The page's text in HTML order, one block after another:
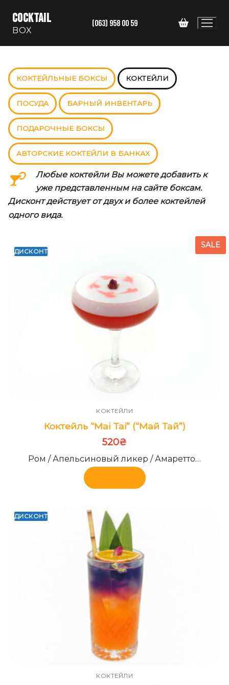
содержимому
COCKTAIL
BOX
(063) 958 00 59
КОКТЕЙЛЬНЫЕ БОКСЫ КОКТЕЙЛИ
ПОСУДА БАРНЫЙ ИНВЕНТАРЬ
ПОДАРОЧНЫЕ БОКСЫ
АВТОРСКИЕ КОКТЕЙЛИ В БАНКАХ
Любые коктейли Вы можете добавить к
уже представленным на сайте боксам.
Дисконт действует от двух и более коктейлей
одного вида.
ДИСКОНТ
КОКТЕЙЛИ
SALE
Коктейль “Mai Tai” (“Май Тай”)
520₴
Ром / Апельсиновый ликер / Амаретто…
ДИСКОНТ
КОКТЕЙЛИ